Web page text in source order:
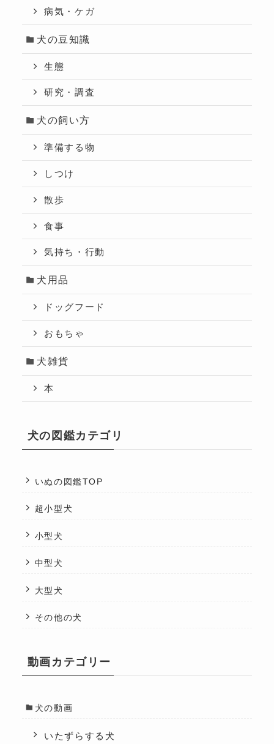
病気・ケガ
犬の豆知識
生態
研究・調査
犬の飼い方
準備する物
しつけ
散歩
食事
気持ち・行動
犬用品
ドッグフード
おもちゃ
犬雑貨
本
犬の図鑑カテゴリ
いぬの図鑑TOP
超小型犬
小型犬
中型犬
大型犬
その他の犬
動画カテゴリー
犬の動画
いたずらする犬